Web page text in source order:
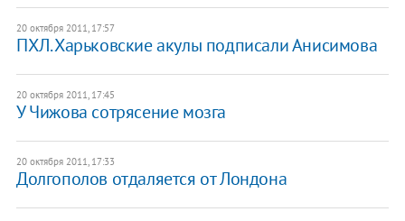
20 октября 2011, 17:57
ПХЛ. Харьковские акулы подписали Анисимова
20 октября 2011, 17:45
У Чижова сотрясение мозга
20 октября 2011, 17:33
Долгополов отдаляется от Лондона